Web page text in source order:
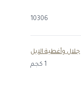
الباردة.
حرية الحركة.
10306
جلال وأغطية الإبل
1 كجم